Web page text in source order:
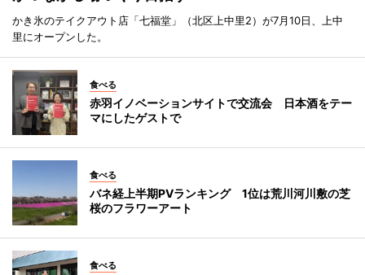
かき氷のテイクアウト店「七福堂」（北区上中里2）が7月10日、上中
里にオープンした。
食べる
赤羽イノベーションサイトで交流会 日本酒をテー
マにしたゲストで
食べる
バネ経上半期PVランキング 1位は荒川河川敷の芝
桜のフラワーアート
食べる